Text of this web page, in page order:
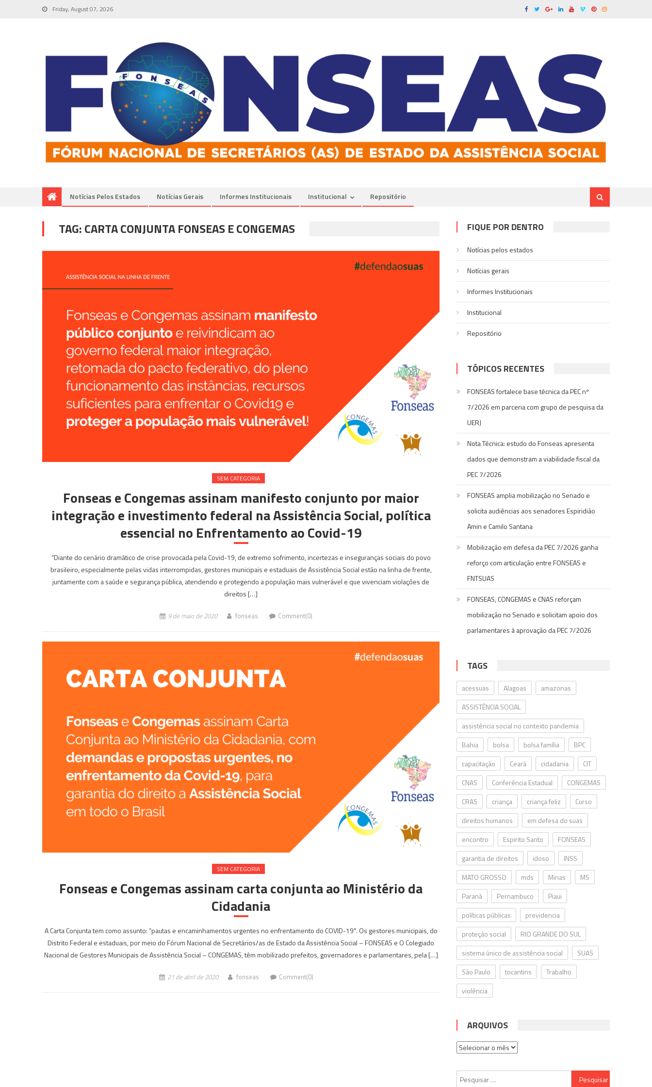
Friday, August 07, 2026
Notícias Pelos Estados Notí­cias Gerais Informes Institucionais Institucional Repositório
TAG:CARTA CONJUNTA FONSEAS E CONGEMAS
SEM CATEGORIA
Fonseas e Congemas assinam manifesto conjunto por maior
integração e investimento federal na Assistência Social, política
essencial no Enfrentamento ao Covid-19
“Diante do cenário dramático de crise provocada pela Covid-19, de extremo sofrimento, incertezas e inseguranças sociais do povo
brasileiro, especialmente pelas vidas interrompidas, gestores municipais e estaduais de Assistência Social estão na linha de frente,
juntamente com a saúde e segurança pública, atendendo e protegendo a população mais vulnerável e que vivenciam violações de
direitos […]
9 de maio de 2020 fonseas Comment(0)
SEM CATEGORIA
Fonseas e Congemas assinam carta conjunta ao Ministério da
Cidadania
A Carta Conjunta tem como assunto: “pautas e encaminhamentos urgentes no enfrentamento do COVID-19″. Os gestores municipais, do
Distrito Federal e estaduais, por meio do Fórum Nacional de Secretários/as de Estado da Assistência Social – FONSEAS e O Colegiado
Nacional de Gestores Municipais de Assistência Social – CONGEMAS, têm mobilizado prefeitos, governadores e parlamentares, pela […]
21 de abril de 2020 fonseas Comment(0)
FIQUE POR DENTRO
Notícias pelos estados
Notí­cias gerais
Informes Institucionais
Institucional
Repositório
TÓPICOS RECENTES
FONSEAS fortalece base técnica da PEC nº
7/2026 em parceria com grupo de pesquisa da
UERJ
Nota Técnica: estudo do Fonseas apresenta
dados que demonstram a viabilidade fiscal da
PEC 7/2026
FONSEAS amplia mobilização no Senado e
solicita audiências aos senadores Espiridião
Amin e Camilo Santana
Mobilização em defesa da PEC 7/2026 ganha
reforço com articulação entre FONSEAS e
FNTSUAS
FONSEAS, CONGEMAS e CNAS reforçam
mobilização no Senado e solicitam apoio dos
parlamentares à aprovação da PEC 7/2026
TAGS
acessuas Alagoas
amazonas
ASSISTÊNCIA SOCIAL
assistência social no contexto pandemia
Bahia
bolsa bolsa família
BPC
capacitação
Ceará cidadania
CIT
CNAS
Conferência Estadual
CONGEMAS
CRAS
criança criança feliz
Curso
direitos humanos
em defesa do suas
encontro
Espirito Santo
FONSEAS
garantia de direitos
idoso
INSS
MATO GROSSO
mds Minas
MS
Paraná
Pernambuco
Piaui
políticas públicas
previdencia
proteção social
RIO GRANDE DO SUL
sistema único de assistência social
SUAS
São Paulo
tocantins
Trabalho
violência
ARQUIVOS
Arquivos
Pesquisar